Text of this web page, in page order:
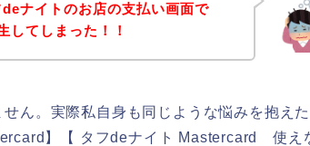
ナイトのお店の支払い画面で
てしまった！！
ん。実際私自身も同じような悩みを抱え
】【 タフdeナイト Mastercard 使え